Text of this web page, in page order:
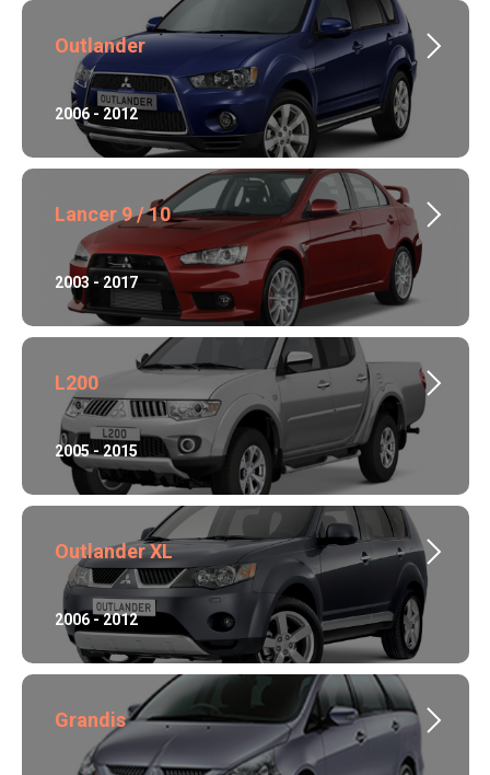
Outlander
2006 - 2012
Lancer 9 / 10
2003 - 2017
L200
2005 - 2015
Outlander XL
2006 - 2012
Grandis